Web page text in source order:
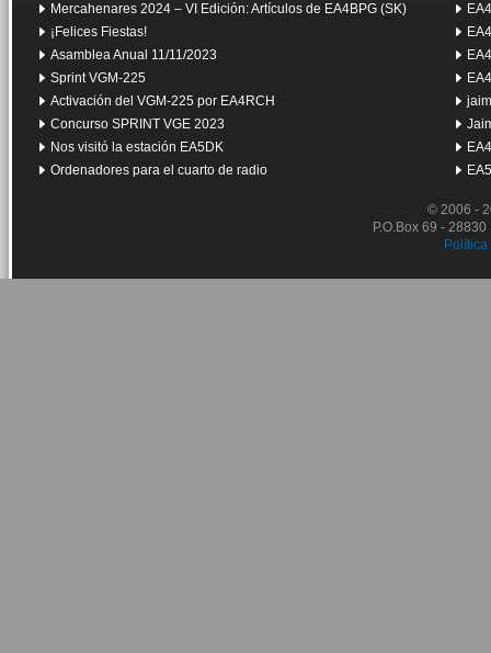
Mercahenares 2024 – VI Edición: Artículos de EA4BPG (SK)
¡Felices Fiestas!
Asamblea Anual 11/11/2023
Sprint VGM-225
Activación del VGM-225 por EA4RCH
Concurso SPRINT VGE 2023
Nos visitó la estación EA5DK
Ordenadores para el cuarto de radio
© 2006 -
P.O.Box 69 -